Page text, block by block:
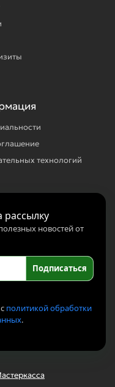
технологий
новостей от
Подписаться
политикой обработки
.